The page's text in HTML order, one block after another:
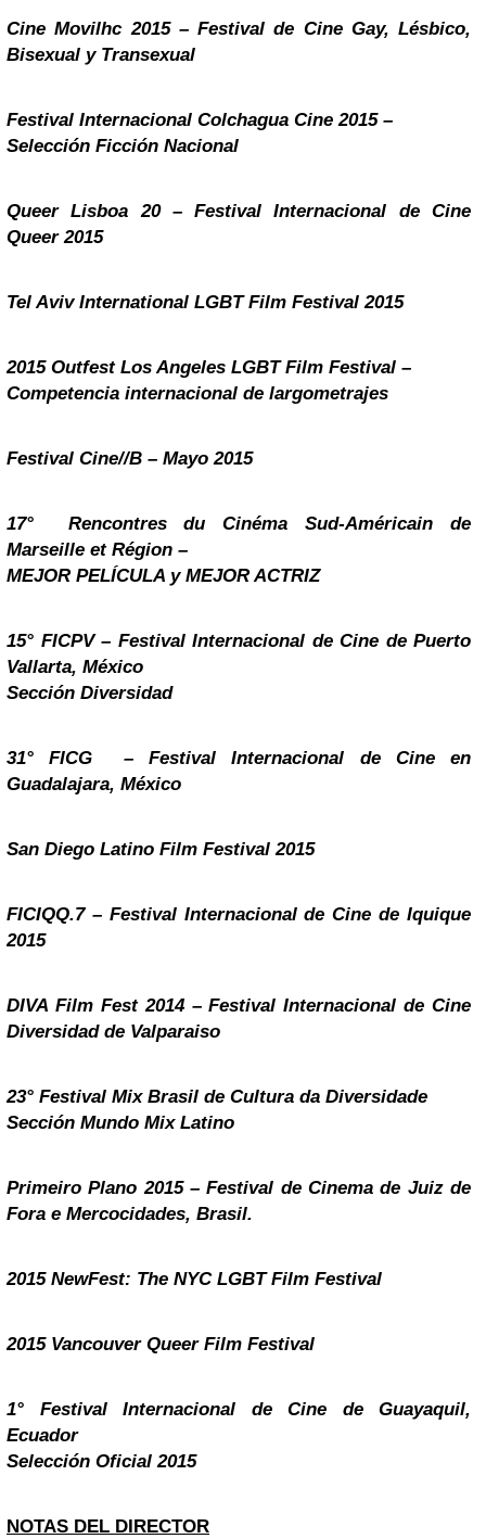
Cine Movilhc 2015 – Festival de Cine Gay, Lésbico,
Bisexual y Transexual
Festival Internacional Colchagua Cine 2015 –
Selección Ficción Nacional
Queer Lisboa 20 – Festival Internacional de Cine
Queer 2015
Tel Aviv International LGBT Film Festival 2015
2015 Outfest Los Angeles LGBT Film Festival –
Competencia internacional de largometrajes
Festival Cine//B – Mayo 2015
17° Rencontres du Cinéma Sud-Américain de
Marseille et Région –
MEJOR PELÍCULA y MEJOR ACTRIZ
15° FICPV – Festival Internacional de Cine de Puerto
Vallarta, México
Sección Diversidad
31° FICG – Festival Internacional de Cine en
Guadalajara, México
San Diego Latino Film Festival 2015
FICIQQ.7 – Festival Internacional de Cine de Iquique
2015
DIVA Film Fest 2014 – Festival Internacional de Cine
Diversidad de Valparaiso
23° Festival Mix Brasil de Cultura da Diversidade
Sección Mundo Mix Latino
Primeiro Plano 2015 – Festival de Cinema de Juiz de
Fora e Mercocidades, Brasil.
2015 NewFest: The NYC LGBT Film Festival
2015 Vancouver Queer Film Festival
1° Festival Internacional de Cine de Guayaquil,
Ecuador
Selección Oficial 2015
NOTAS DEL DIRECTOR